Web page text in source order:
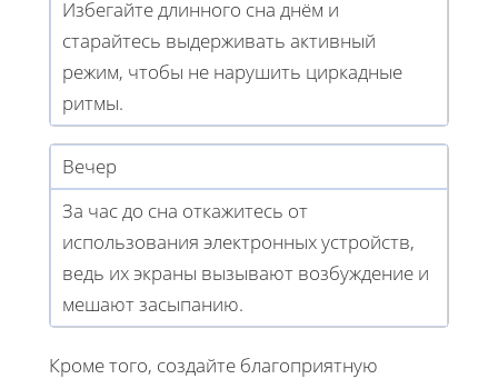
Избегайте длинного сна днём и
старайтесь выдерживать активный
режим, чтобы не нарушить циркадные
ритмы.
Вечер
За час до сна откажитесь от
использования электронных устройств,
ведь их экраны вызывают возбуждение и
мешают засыпанию.
Кроме того, создайте благоприятную